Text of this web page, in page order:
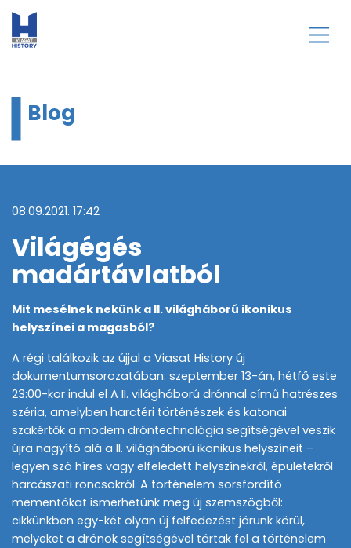
Blog
08.09.2021. 17:42
Világégés
madártávlatból
Mit mesélnek nekünk a II. világháború ikonikus
helyszínei a magasból?
A régi találkozik az újjal a Viasat History új
dokumentumsorozatában: szeptember 13-án, hétfő este
23:00-kor indul el A II. világháború drónnal című hatrészes
széria, amelyben harctéri történészek és katonai
szakértők a modern dróntechnológia segítségével veszik
újra nagyító alá a II. világháború ikonikus helyszíneit –
legyen szó híres vagy elfeledett helyszínekről, épületekről
harcászati roncsokról. A történelem sorsfordító
mementókat ismerhetünk meg új szemszögből:
cikkünkben egy-két olyan új felfedezést járunk körül,
melyeket a drónok segítségével tártak fel a történelem